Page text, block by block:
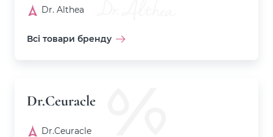
Dr. Althea
Всі товари бренду
Dr.Ceuracle
Dr.Ceuracle